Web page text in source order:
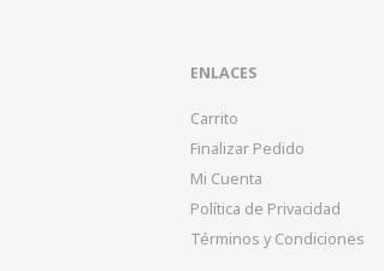
ENLACES
Carrito
Finalizar Pedido
Mi Cuenta
Política de Privacidad
Términos y Condiciones